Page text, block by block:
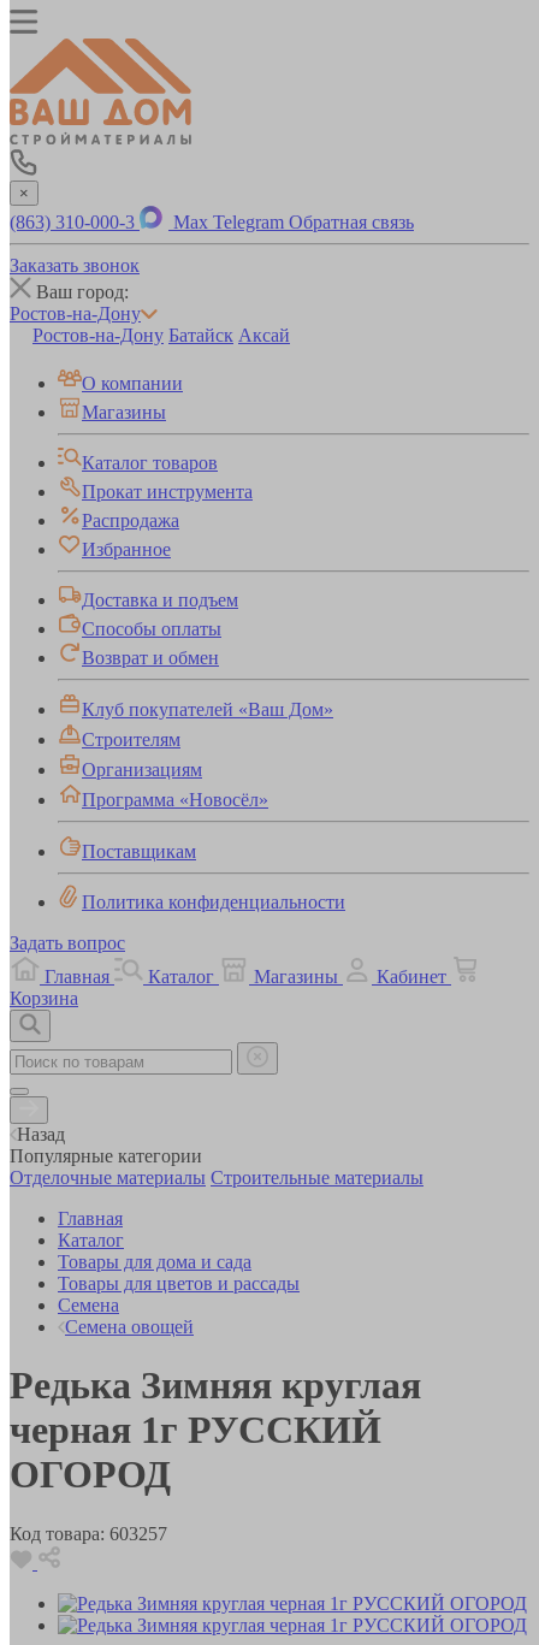
×
(863) 310-000-3 Max Telegram Обратная связь
Заказать звонок
Ваш город:
Ростов-на-Дону
Ростов-на-Дону Батайск Аксай
О компании
Магазины
Каталог товаров
Прокат инструмента
Распродажа
Избранное
Доставка и подъем
Способы оплаты
Возврат и обмен
Клуб покупателей «Ваш Дом»
Строителям
Организациям
Программа «Новосёл»
Поставщикам
Политика конфиденциальности
Задать вопрос
Главная
Каталог Магазины
Кабинет
Корзина
Назад
Популярные категории
Отделочные материалы Строительные материалы
Главная
Каталог
Товары для дома и сада
Товары для цветов и рассады
Семена
Семена овощей
Редька Зимняя круглая
черная 1г РУССКИЙ
ОГОРОД
Код товара: 603257